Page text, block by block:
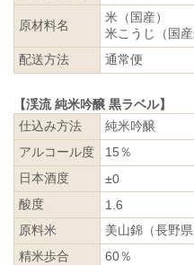
原材料名
米（国産）
米こうじ（国産
配送方法
通常便
【渓流 純米吟醸 黒ラベル】
仕込み方法
純米吟醸
アルコール度
15％
日本酒度
±0
酸度
1.6
原料米
美山錦（長野県
精米歩合
60％